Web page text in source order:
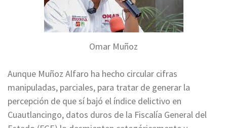
Omar Muñoz
Aunque Muñoz Alfaro ha hecho circular cifras
manipuladas, parciales, para tratar de generar la
percepción de que sí bajó el índice delictivo en
Cuautlancingo, datos duros de la Fiscalía General del